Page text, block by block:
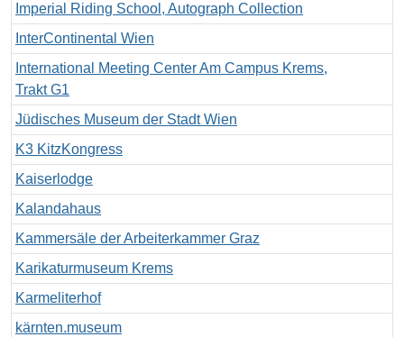
Imperial Riding School, Autograph Collection
InterContinental Wien
International Meeting Center Am Campus Krems,
Trakt G1
Jüdisches Museum der Stadt Wien
K3 KitzKongress
Kaiserlodge
Kalandahaus
Kammersäle der Arbeiterkammer Graz
Karikaturmuseum Krems
Karmeliterhof
kärnten.museum